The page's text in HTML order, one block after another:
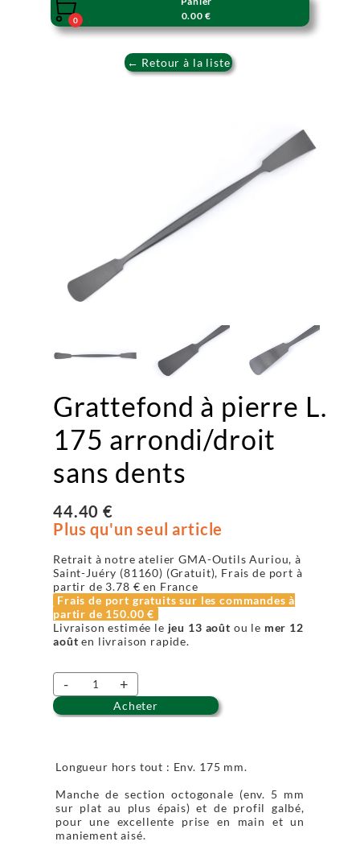

0
0.00 €
← Retour à la liste
Grattefond à pierre L.
175 arrondi/droit
sans dents
44.40 €
Plus qu'un seul article
Retrait à notre atelier GMA-Outils Auriou, à
Saint-Juéry (81160) (Gratuit), Frais de port à
partir de 3.78 € en France
Frais de port gratuits sur les commandes à
partir de 150.00 €
Livraison estimée le jeu 13 août ou le mer 12
août en livraison rapide.
- +
Acheter
Longueur hors tout : Env. 175 mm.
Manche de section octogonale (env. 5 mm
sur plat au plus épais) et de profil galbé,
pour une excellente prise en main et un
maniement aisé.